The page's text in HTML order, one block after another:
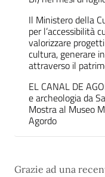
Il Ministero della
per l’accessibilità
valorizzare
cultura, generare
attraverso il
EL CANAL DE
e archeologia da
Mostra al Museo
Agordo
Grazie ad una